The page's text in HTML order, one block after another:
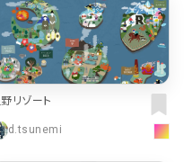
リゾート
d.tsunemi